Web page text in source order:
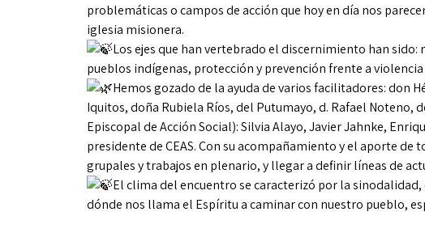
problemáticas o campos de acción que hoy en día nos
iglesia misionera.
Los ejes que han vertebrado el discernimiento han
pueblos indígenas, protección y prevención frente a violencia
Hemos gozado de la ayuda de varios facilitadores: don
Iquitos, doña Rubiela Ríos, del Putumayo, d. Rafael Noteno,
Episcopal de Acción Social): Silvia Alayo, Javier Jahnke,
presidente de CEAS. Con su acompañamiento y el aporte
grupales y trabajos en plenario, y llegar a definir líneas de
El clima del encuentro se caracterizó por la
dónde nos llama el Espíritu a caminar con nuestro pueblo,